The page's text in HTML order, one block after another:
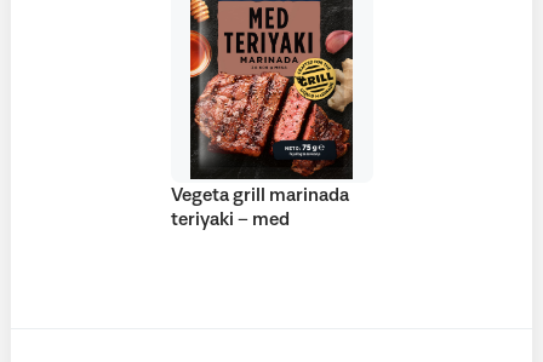
Vegeta grill marinada
teriyaki – med